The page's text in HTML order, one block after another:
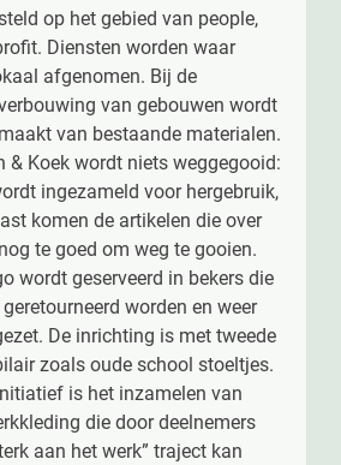
op het gebied van people,
Diensten worden waar
afgenomen. Bij de
van gebouwen wordt
van bestaande materialen.
& Koek wordt niets weggegooid:
ingezameld voor hergebruik,
komen de artikelen die over
te goed om weg te gooien.
wordt geserveerd in bekers die
worden en weer
De inrichting is met tweede
zoals oude school stoeltjes.
is het inzamelen van
die door deelnemers
aan het werk” traject kan